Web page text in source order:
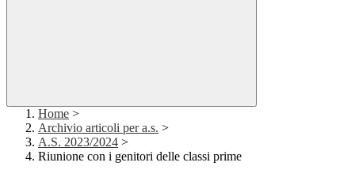
Home >
Archivio articoli per a.s. >
A.S. 2023/2024 >
Riunione con i genitori delle classi prime